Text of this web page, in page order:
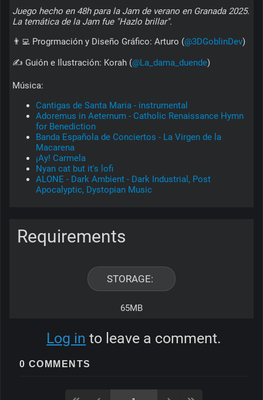
Juego hecho en 48h para la Jam de verano en Granada 2025.
La temática de la Jam fue "Hazlo brillar".
👨‍💻 Progrmación y Diseño Gráfico: Arturo (@3DGoblinDev)
✍️ Guión e Ilustración: Korah (@La_dama_duende)
Música:
Cantigas de Santa Maria - instrumental
Adoremus in Aeternum - Catholic Renaissance Hymn
for Benediction
Banda Española de Conciertos - La Virgen de la
Macarena
¡Ay! Carmela
Nyan cat but it's lofi
ALONE - Dark Ambient - Dark Industrial, Post
Apocalyptic, Dystopian Music
Requirements
STORAGE:
65MB
Log in to leave a comment.
0 COMMENTS